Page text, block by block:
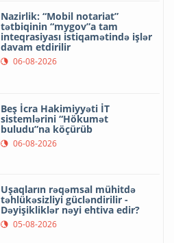
Nazirlik: “Mobil notariat”
tətbiqinin “mygov”a tam
inteqrasiyası istiqamətində işlər
davam etdirilir
06-08-2026
Beş İcra Hakimiyyəti İT
sistemlərini “Hökumət
buludu”na köçürüb
06-08-2026
Uşaqların rəqəmsal mühitdə
təhlükəsizliyi gücləndirilir -
Dəyişikliklər nəyi ehtiva edir?
05-08-2026